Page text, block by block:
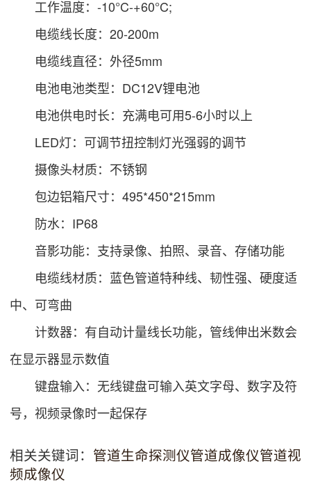
工作温度：-10°C-+60°C;
电缆线长度：20-200m
电缆线直径：外径5mm
电池电池类型：DC12V锂电池
电池供电时长：充满电可用5-6小时以上
LED灯：可调节扭控制灯光强弱的调节
摄像头材质：不锈钢
包边铝箱尺寸：495*450*215mm
防水：IP68
音影功能：支持录像、拍照、录音、存储功能
电缆线材质：蓝色管道特种线、韧性强、硬度适
中、可弯曲
计数器：有自动计量线长功能，管线伸出米数会
在显示器显示数值
键盘输入：无线键盘可输入英文字母、数字及符
号，视频录像时一起保存
相关关键词： 管道生命探测仪管道成像仪管道视
频成像仪